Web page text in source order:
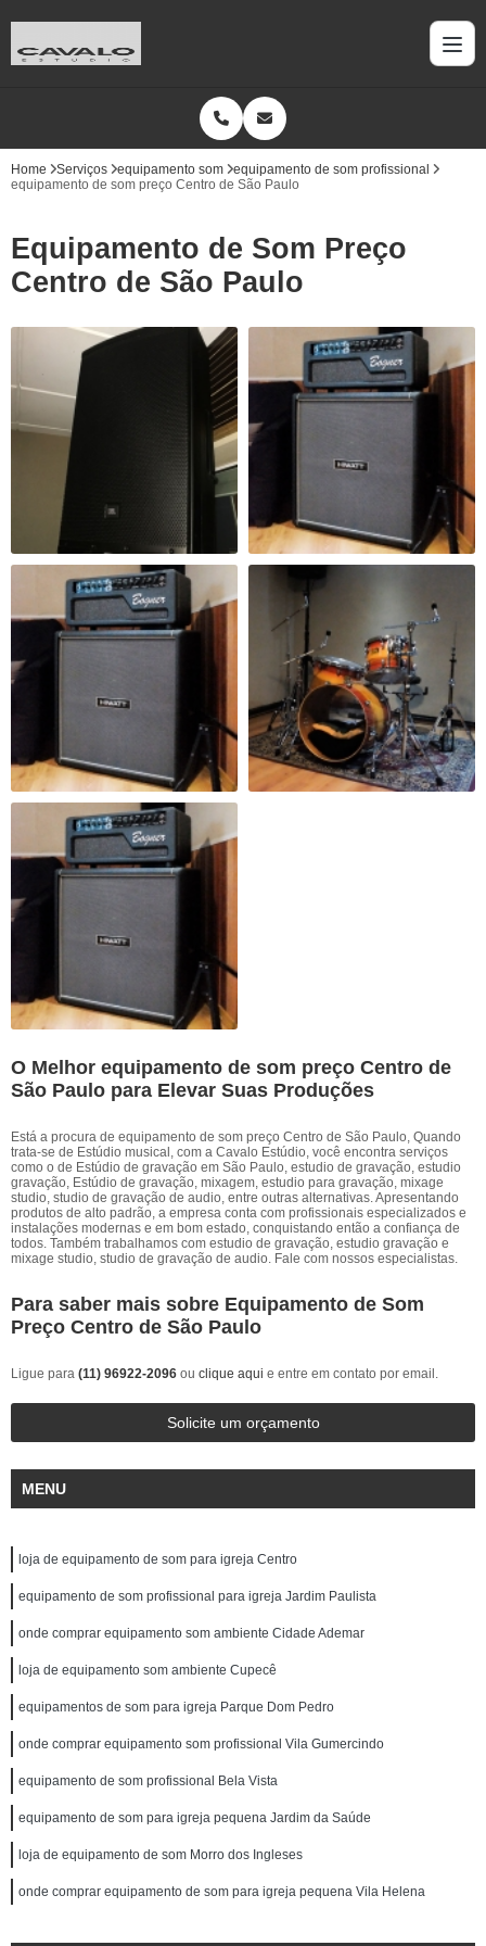
Home Serviços equipamento som
equipamento de som profissional
equipamento de som preço Centro de São Paulo
Equipamento de Som Preço
Centro de São Paulo
O Melhor equipamento de som preço Centro de
São Paulo para Elevar Suas Produções
Está a procura de equipamento de som preço Centro de São Paulo, Quando
trata-se de Estúdio musical, com a Cavalo Estúdio, você encontra serviços
como o de Estúdio de gravação em São Paulo, estudio de gravação, estudio
gravação, Estúdio de gravação, mixagem, estudio para gravação, mixage
studio, studio de gravação de audio, entre outras alternativas. Apresentando
produtos de alto padrão, a empresa conta com profissionais especializados e
instalações modernas e em bom estado, conquistando então a confiança de
todos. Também trabalhamos com estudio de gravação, estudio gravação e
mixage studio, studio de gravação de audio. Fale com nossos especialistas.
Para saber mais sobre Equipamento de Som
Preço Centro de São Paulo
Ligue para (11) 96922-2096 ou clique aqui e entre em contato por email.
Solicite um orçamento
MENU
loja de equipamento de som para igreja Centro
equipamento de som profissional para igreja Jardim Paulista
onde comprar equipamento som ambiente Cidade Ademar
loja de equipamento som ambiente Cupecê
equipamentos de som para igreja Parque Dom Pedro
onde comprar equipamento som profissional Vila Gumercindo
equipamento de som profissional Bela Vista
equipamento de som para igreja pequena Jardim da Saúde
loja de equipamento de som Morro dos Ingleses
onde comprar equipamento de som para igreja pequena Vila Helena